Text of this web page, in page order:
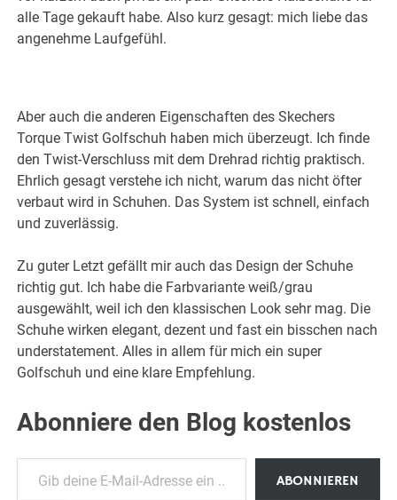
alle Tage gekauft habe. Also kurz gesagt: mich liebe das
angenehme Laufgefühl.
Aber auch die anderen Eigenschaften des Skechers
Torque Twist Golfschuh haben mich überzeugt. Ich finde
den Twist-Verschluss mit dem Drehrad richtig praktisch.
Ehrlich gesagt verstehe ich nicht, warum das nicht öfter
verbaut wird in Schuhen. Das System ist schnell, einfach
und zuverlässig.
Zu guter Letzt gefällt mir auch das Design der Schuhe
richtig gut. Ich habe die Farbvariante weiß/grau
ausgewählt, weil ich den klassischen Look sehr mag. Die
Schuhe wirken elegant, dezent und fast ein bisschen nach
understatement. Alles in allem für mich ein super
Golfschuh und eine klare Empfehlung.
Abonniere den Blog kostenlos
Gib deine E-Mail-Adresse ein …
ABONNIEREN